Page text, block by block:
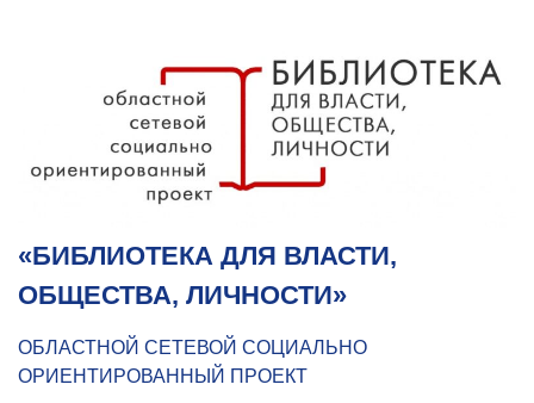
«БИБЛИОТЕКА ДЛЯ ВЛАСТИ,
ОБЩЕСТВА, ЛИЧНОСТИ»
ОБЛАСТНОЙ СЕТЕВОЙ СОЦИАЛЬНО
ОРИЕНТИРОВАННЫЙ ПРОЕКТ